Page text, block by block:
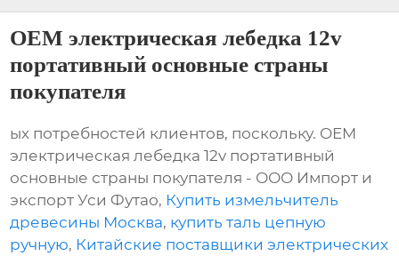
OEM электрическая лебедка 12v
портативный основные страны
покупателя
ых потребностей клиентов, поскольку. OEM
электрическая лебедка 12v портативный
основные страны покупателя - ООО Импорт и
экспорт Уси Футао, Купить измельчитель
древесины Москва, купить таль цепную
ручную, Китайские поставщики электрических